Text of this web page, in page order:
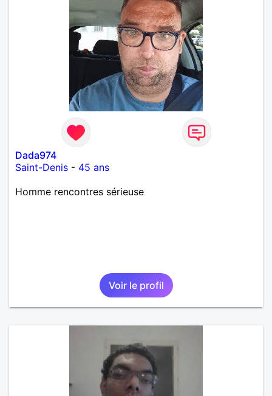
Dada974
Saint-Denis - 45 ans
Homme rencontres sérieuse
Voir le profil